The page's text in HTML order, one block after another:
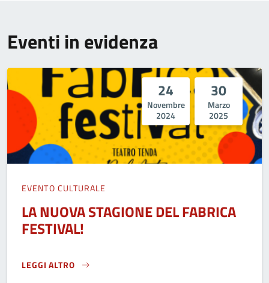
Eventi in evidenza
24
Novembre
2024
30
Marzo
2025
EVENTO CULTURALE
LA NUOVA STAGIONE DEL FABRICA
FESTIVAL!
LEGGI ALTRO
LA NUOVA STAGIONE DEL FABRICA FESTIVAL!}